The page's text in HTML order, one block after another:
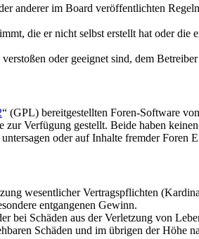
anderer im Board veröffentlichten
die er nicht selbst erstellt hat oder die
oder geeignet sind, dem
“ (GPL) bereitgestellten Foren-Software
Verfügung gestellt. Beide haben
oder auf Inhalte fremder Foren
wesentlicher Vertragspflichten
entgangenen Gewinn.
bei Schäden aus der Verletzung von
Schäden und im übrigen der Höhe